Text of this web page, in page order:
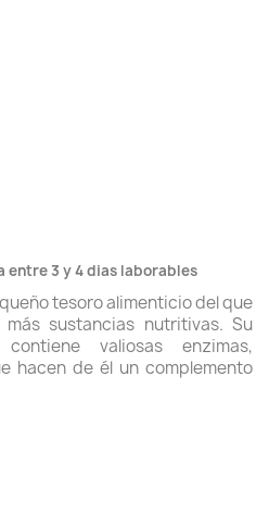
entre 3 y 4 dias laborables
tesoro alimenticio del que
sustancias nutritivas. Su
valiosas enzimas,
hacen de él un complemento